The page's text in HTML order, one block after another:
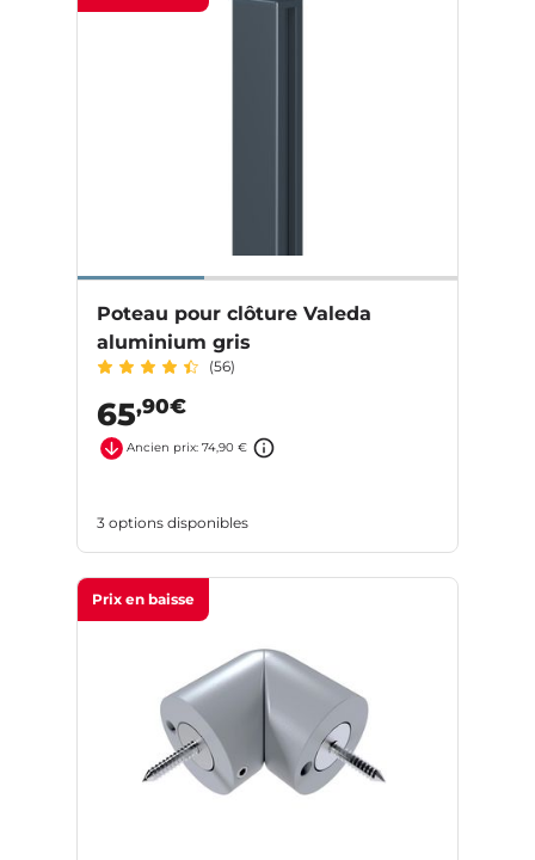
Poteau pour clôture Valeda
aluminium gris
(56)
65,90€
Ancien prix: 74,90 €
3 options disponibles
Prix en baisse